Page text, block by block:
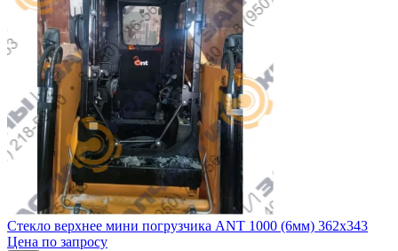
Стекло верхнее мини погрузчика ANT 1000 (6мм) 362х343
Цена по запросу